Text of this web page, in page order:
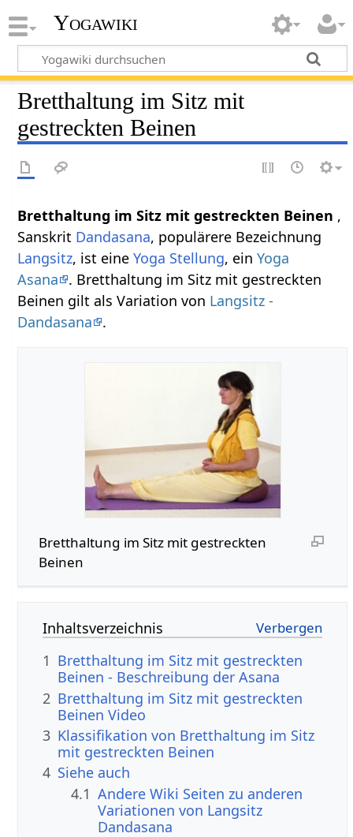
Yogawiki
Bretthaltung im Sitz mit
gestreckten Beinen
Bretthaltung im Sitz mit gestreckten Beinen ,
Sanskrit Dandasana, populärere Bezeichnung
Langsitz, ist eineYoga Stellung, einYoga
Asana
. Bretthaltung im Sitz mit gestreckten
Beinen gilt als Variation von Langsitz -
Dandasana
.
Bretthaltung im Sitz mit gestreckten
Beinen
Inhaltsverzeichnis
1 Bretthaltung im Sitz mit gestreckten
Beinen - Beschreibung der Asana
2 Bretthaltung im Sitz mit gestreckten
Beinen Video
3 Klassifikation von Bretthaltung im Sitz
mit gestreckten Beinen
4 Siehe auch
4.1 Andere Wiki Seiten zu anderen
Variationen von Langsitz
Dandasana